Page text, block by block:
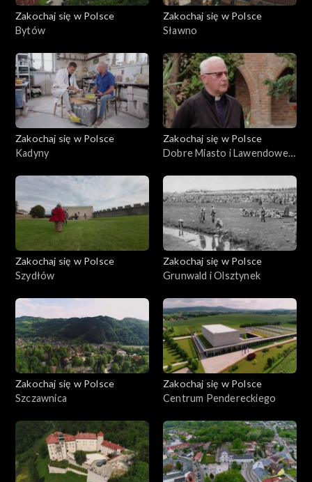
Zakochaj się w Polsce
Bytów
Zakochaj się w Polsce
Sławno
Zakochaj się w Polsce
Kadyny
Zakochaj się w Polsce
Dobre Miasto i Lawendowe
Zakochaj się w Polsce
Szydłów
Zakochaj się w Polsce
Grunwald i Olsztynek
Zakochaj się w Polsce
Szczawnica
Zakochaj się w Polsce
Centrum Pendereckiego